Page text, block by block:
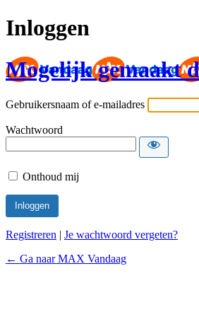
Inloggen
Mogelijk gemaakt
Gebruikersnaam of e-mailadres
Wachtwoord
Onthoud mij
Registreren | Je wachtwoord vergeten?
← Ga naar MAX Vandaag